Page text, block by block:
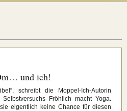
und ich!
schreibt die Moppel-Ich-Autorin
Fröhlich macht Yoga.
eigentlich keine Chance für diesen